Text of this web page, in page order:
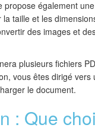
propose également
taille et les
des images et
plusieurs fichiers
vous êtes dirigé vers
le document.
: Que